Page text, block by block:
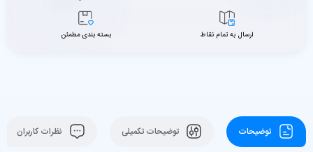
ارسال به تمام نقاط بسته بندی مطمئن
توضیحات توضیحات تکمیلی نظرات کاربران